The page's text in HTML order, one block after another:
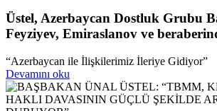
Üstel, Azerbaycan Dostluk Grubu
Feyziyev, Emiraslanov ve
“Azerbaycan ile İlişkilerimiz İleriye Gidiyor”
Devamını oku